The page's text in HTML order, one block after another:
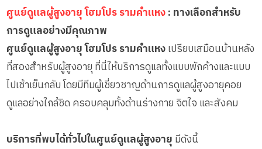
ผู้ป่วยที่มาพักฟื้นทำแผลกดทับ
ผู้ป่วยพักฟื้นหลังผ่าตัด
แพทย์เฉพาะทาง
อาหารตามโภชนาการ
ดูแลความสะอาด ซักผ้า
กายภาพบำบัด
กิจกรรมนันทนาการ
รายงานข้อมูลสุขภาพ
ศูนย์ดูแลผู้สูงอายุ โฮมโปร รามคำแหง: ทางเลือกสำหรับ
การดูแลอย่างมีคุณภาพ
ศูนย์ดูแลผู้สูงอายุ โฮมโปร รามคำแหงเปรียบเสมือนบ้านหลัง
ที่สองสำหรับผู้สูงอายุ ที่นี่ให้บริการดูแลทั้งแบบพักค้างและแบบ
ไปเช้าเย็นกลับ โดยมีทีมผู้เชี่ยวชาญด้านการดูแลผู้สูงอายุคอย
ดูแลอย่างใกล้ชิด ครอบคลุมทั้งด้านร่างกาย จิตใจ และสังคม
บริการที่พบได้ทั่วไปในศูนย์ดูแลผู้สูงอายุ มีดังนี้